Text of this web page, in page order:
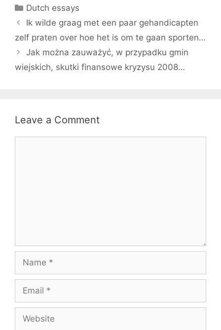
Categories
Dutch essays
Ik wilde graag met een paar gehandicapten
zelf praten over hoe het is om te gaan sporten…
Jak można zauważyć, w przypadku gmin
wiejskich, skutki finansowe kryzysu 2008…
Leave a Comment